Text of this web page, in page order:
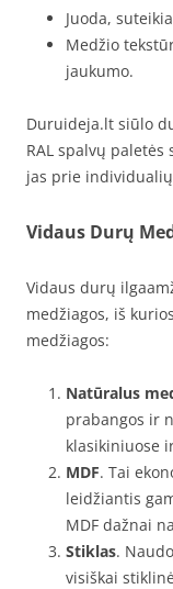
Juoda,
Medžio
jaukumo.
Duruideja.lt siūlo
RAL spalvų
jas prie
Vidaus Durų
Vidaus durų
medžiagos, iš
medžiagos:
Natūralus
prabangos ir
klasikiniuose
MDF. Tai
leidžiantis
MDF dažnai
Stiklas.
visiškai